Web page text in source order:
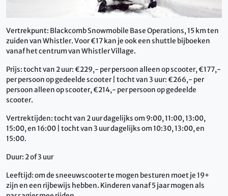
Vertrekpunt: Blackcomb Snowmobile Base Operations, 15 km ten
zuiden van Whistler. Voor €17 kan je ook een shuttle bijboeken
vanaf het centrum van Whistler Village.
Prijs: tocht van 2 uur: €229,- per persoon alleen op scooter, €177,-
per persoon op gedeelde scooter | tocht van 3 uur: €266,- per
persoon alleen op scooter, €214,- per persoon op gedeelde
scooter.
Vertrektijden: tocht van 2 uur dagelijks om 9:00, 11:00, 13:00,
15:00, en 16:00 | tocht van 3 uur dagelijks om 10:30, 13:00, en
15:00.
Duur: 2 of 3 uur
Leeftijd: om de sneeuwscooter te mogen besturen moet je 19+
zijn en een rijbewijs hebben. Kinderen vanaf 5 jaar mogen als